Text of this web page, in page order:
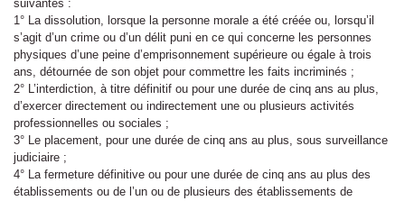
suivantes :
1° La dissolution, lorsque la personne morale a été créée ou, lorsqu’il
s’agit d’un crime ou d’un délit puni en ce qui concerne les personnes
physiques d’une peine d’emprisonnement supérieure ou égale à trois
ans, détournée de son objet pour commettre les faits incriminés ;
2° L’interdiction, à titre définitif ou pour une durée de cinq ans au plus,
d’exercer directement ou indirectement une ou plusieurs activités
professionnelles ou sociales ;
3° Le placement, pour une durée de cinq ans au plus, sous surveillance
judiciaire ;
4° La fermeture définitive ou pour une durée de cinq ans au plus des
établissements ou de l’un ou de plusieurs des établissements de